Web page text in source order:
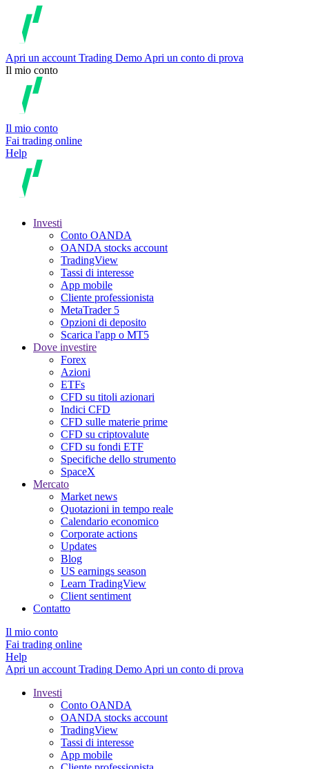
Apri un account Trading Demo Apri un conto di prova
Il mio conto
Il mio conto
Fai trading online
Help
Investi
Conto OANDA
OANDA stocks account
TradingView
Tassi di interesse
App mobile
Cliente professionista
MetaTrader 5
Opzioni di deposito
Scarica l'app o MT5
Dove investire
Forex
Azioni
ETFs
CFD su titoli azionari
Indici CFD
CFD sulle materie prime
CFD su criptovalute
CFD su fondi ETF
Specifiche dello strumento
SpaceX
Mercato
Market news
Quotazioni in tempo reale
Calendario economico
Corporate actions
Updates
Blog
US earnings season
Learn TradingView
Client sentiment
Contatto
Il mio conto
Fai trading online
Help
Apri un account Trading Demo Apri un conto di prova
Investi
Conto OANDA
OANDA stocks account
TradingView
Tassi di interesse
App mobile